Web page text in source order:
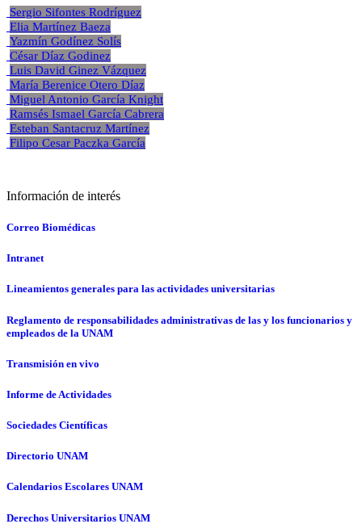
Sergio Sifontes Rodríguez
Elia Martínez Baeza
Yazmín Godínez Solís
César Díaz Godinez
Luis David Ginez Vázquez
María Berenice Otero Díaz
Miguel Antonio García Knight
Ramsés Ismael García Cabrera
Esteban Santacruz Martínez
Filipo Cesar Paczka García
Información de interés
Correo Biomédicas
Intranet
Lineamientos generales para las actividades universitarias
Reglamento de responsabilidades administrativas de las y los funcionarios y
empleados de la UNAM
Transmisión en vivo
Informe de Actividades
Sociedades Científicas
Directorio UNAM
Calendarios Escolares UNAM
Derechos Universitarios UNAM